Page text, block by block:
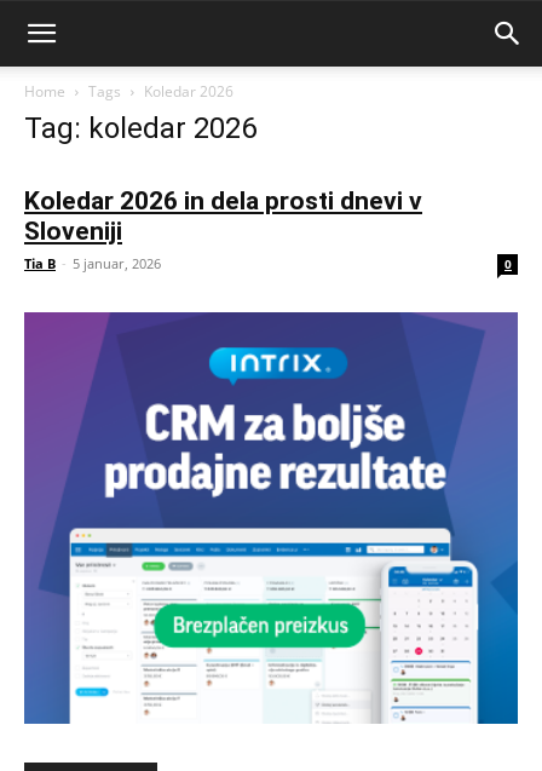
Home Tags Koledar 2026
Tag: koledar 2026
Koledar 2026 in dela prosti dnevi v
Sloveniji
Tia B - 5 januar, 2026 0